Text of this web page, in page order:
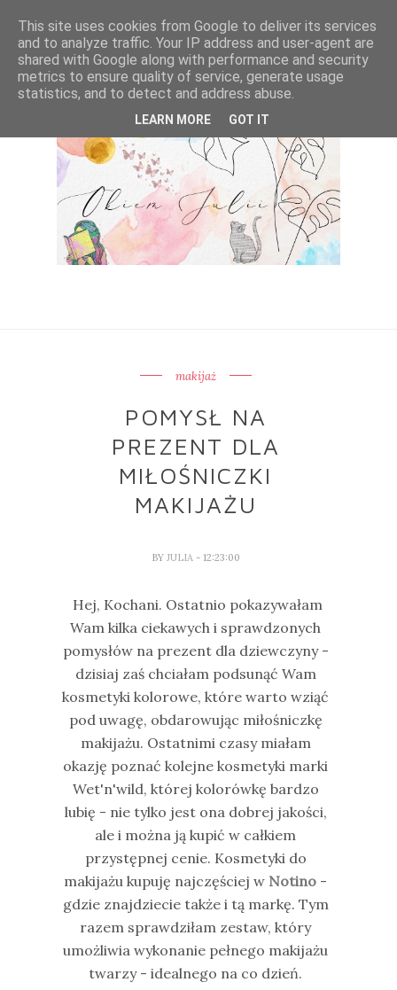
makijaż
POMYSŁ NA
PREZENT DLA
MIŁOŚNICZKI
MAKIJAŻU
BY JULIA - 12:23:00
Hej, Kochani. Ostatnio pokazywałam
Wam kilka ciekawych i sprawdzonych
pomysłów na prezent dla dziewczyny -
dzisiaj zaś chciałam podsunąć Wam
kosmetyki kolorowe, które warto wziąć
pod uwagę, obdarowując miłośniczkę
makijażu. Ostatnimi czasy miałam
okazję poznać kolejne kosmetyki marki
Wet'n'wild, której kolorówkę bardzo
lubię - nie tylko jest ona dobrej jakości,
ale i można ją kupić w całkiem
przystępnej cenie. Kosmetyki do
makijażu kupuję najczęściej w Notino -
gdzie znajdziecie także i tą markę. Tym
razem sprawdziłam zestaw, który
umożliwia wykonanie pełnego makijażu
twarzy - idealnego na co dzień.
This site uses cookies from Google to deliver its services
and to analyze traffic. Your IP address and user-agent are
shared with Google along with performance and security
metrics to ensure quality of service, generate usage
statistics, and to detect and address abuse.
LEARN MORE GOT IT